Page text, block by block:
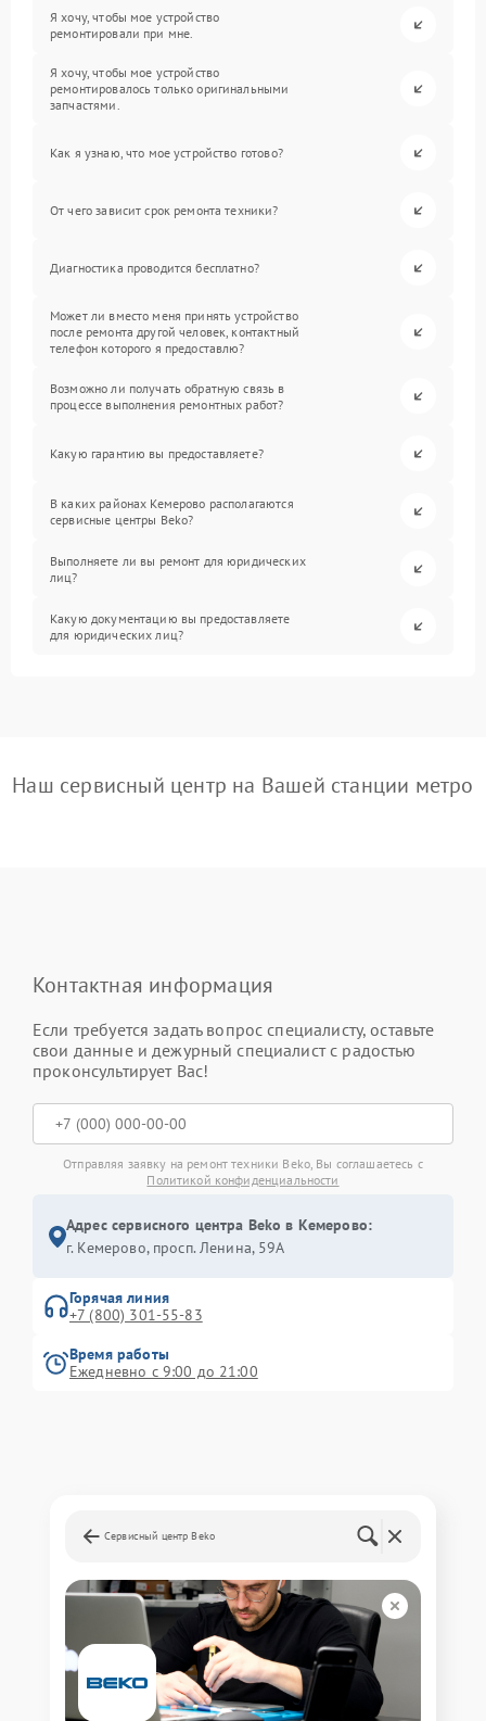
Я хочу, чтобы мое устройство
ремонтировали при мне.
Я хочу, чтобы мое устройство
ремонтировалось только оригинальными
запчастями.
Как я узнаю, что мое устройство готово?
От чего зависит срок ремонта техники?
Диагностика проводится бесплатно?
Может ли вместо меня принять устройство
после ремонта другой человек, контактный
телефон которого я предоставлю?
Возможно ли получать обратную связь в
процессе выполнения ремонтных работ?
Какую гарантию вы предоставляете?
В каких районах Кемерово располагаются
сервисные центры Beko?
Выполняете ли вы ремонт для юридических
лиц?
Какую документацию вы предоставляете
для юридических лиц?
Наш сервисный центр на Вашей станции метро
Контактная информация
Если требуется задать вопрос специалисту, оставьте
свои данные и дежурный специалист с радостью
проконсультирует Вас!
Отправляя заявку на ремонт техники Beko, Вы соглашаетесь с
Политикой конфиденциальности
Адрес сервисного центра Beko в Кемерово:
г. Кемерово, просп. Ленина, 59А
Горячая линия
+7 (800) 301-55-83
Время работы
Ежедневно с 9:00 до 21:00
Сервисный центр Beko